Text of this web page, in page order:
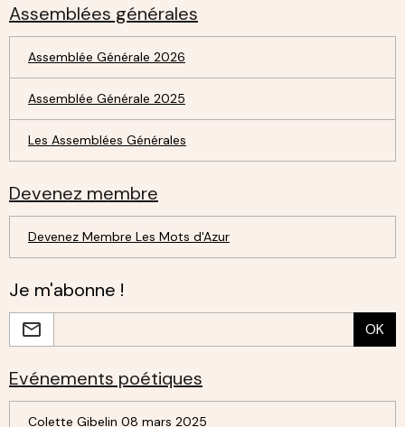
Assemblées générales
Assemblée Générale 2026
Assemblée Générale 2025
Les Assemblées Générales
Devenez membre
Devenez Membre Les Mots d'Azur
Je m'abonne !
OK
Evénements poétiques
Colette Gibelin 08 mars 2025